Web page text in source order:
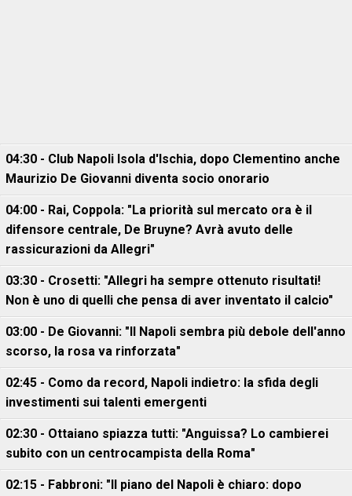
04:30 - Club Napoli Isola d'Ischia, dopo Clementino anche
Maurizio De Giovanni diventa socio onorario
04:00 - Rai, Coppola: "La priorità sul mercato ora è il
difensore centrale, De Bruyne? Avrà avuto delle
rassicurazioni da Allegri"
03:30 - Crosetti: "Allegri ha sempre ottenuto risultati!
Non è uno di quelli che pensa di aver inventato il calcio"
03:00 - De Giovanni: "Il Napoli sembra più debole dell'anno
scorso, la rosa va rinforzata"
02:45 - Como da record, Napoli indietro: la sfida degli
investimenti sui talenti emergenti
02:30 - Ottaiano spiazza tutti: "Anguissa? Lo cambierei
subito con un centrocampista della Roma"
02:15 - Fabbroni: "Il piano del Napoli è chiaro: dopo